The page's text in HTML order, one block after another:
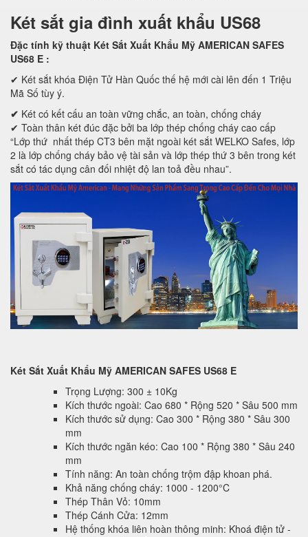
Két sắt gia đình xuất khẩu US68
Đặc tính kỹ thuật Két Sắt Xuất Khẩu Mỹ AMERICAN SAFES
US68 E :
✔ Két sắt khóa Điện Tử Hàn Quốc thế hệ mới cài lên đến 1 Triệu
Mã Số tùy ý.
✔ Két có kết cấu an toàn vững chắc, an toàn, chống cháy
✔ Toàn thân két đúc đặc bởi ba lớp thép chống cháy cao cấp
“Lớp thứ nhất thép CT3 bên mặt ngoài két sắt WELKO Safes, lớp
2 là lớp chống cháy bảo vệ tài sản và lớp thép thứ 3 bên trong két
sắt có tác dụng cân đối nhiệt độ lan toả đều nhau”.
Két Sắt Xuất Khẩu Mỹ AMERICAN SAFES US68 E
Trọng Lượng: 300 ± 10Kg
Kích thước ngoài: Cao 680 * Rộng 520 * Sâu 500 mm
Kích thước sử dụng: Cao 300 * Rộng 380 * Sâu 300
mm
Kích thước ngăn kéo: Cao 100 * Rộng 380 * Sâu 240
mm
Tính năng: An toàn chống trộm đập khoan phá.
Khả năng chống cháy: 1000 - 1200°C
Thép Thân Vỏ: 10mm
Thép Cánh Cửa: 12mm
Hệ thống khóa liên hoàn thông minh: Khoá điện tử -